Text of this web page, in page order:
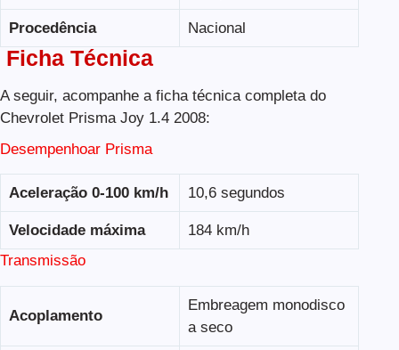
Procedência Nacional
Ficha Técnica
A seguir, acompanhe a ficha técnica completa do
Chevrolet Prisma Joy 1.4 2008:
Desempenhoar Prisma
Aceleração 0-100 km/h 10,6 segundos
Velocidade máxima
184 km/h
Transmissão
Acoplamento
Embreagem monodisco
a seco